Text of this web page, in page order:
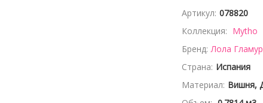
Артикул: 078820
Коллекция: Mytho
Бренд: Лола
Страна: Испания
Материал: Вишня,